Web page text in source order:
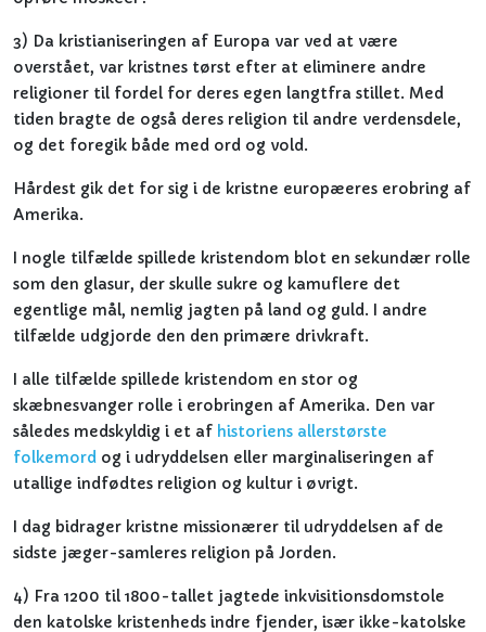
3) Da kristianiseringen af Europa var ved at være
overstået, var kristnes tørst efter at eliminere andre
religioner til fordel for deres egen langtfra stillet. Med
tiden bragte de også deres religion til andre verdensdele,
og det foregik både med ord og vold.
Hårdest gik det for sig i de kristne europæeres erobring af
Amerika.
I nogle tilfælde spillede kristendom blot en sekundær rolle
som den glasur, der skulle sukre og kamuflere det
egentlige mål, nemlig jagten på land og guld. I andre
tilfælde udgjorde den den primære drivkraft.
I alle tilfælde spillede kristendom en stor og
skæbnesvanger rolle i erobringen af Amerika. Den var
således medskyldig i et af historiens allerstørste
folkemord og i udryddelsen eller marginaliseringen af
utallige indfødtes religion og kultur i øvrigt.
I dag bidrager kristne missionærer til udryddelsen af de
sidste jæger-samleres religion på Jorden.
4) Fra 1200 til 1800-tallet jagtede inkvisitionsdomstole
den katolske kristenheds indre fjender, især ikke-katolske